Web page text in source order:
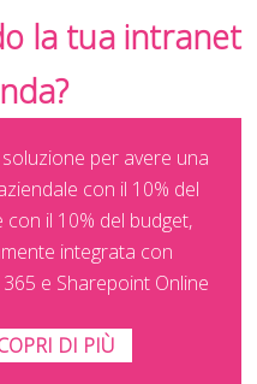
la tua intranet
per avere una
con il 10% del
con il 10% del budget,
integrata con
e Sharepoint Online
DI PIÙ